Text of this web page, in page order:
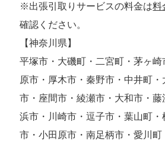
※出張引取りサービスの料金は料
確認ください。
【神奈川県】
平塚市・大磯町・二宮町・茅ヶ
原市・厚木市・秦野市・中井町・
市・座間市・綾瀬市・大和市・
浜市・川崎市・逗子市・葉山町
市・小田原市・南足柄市・愛川町